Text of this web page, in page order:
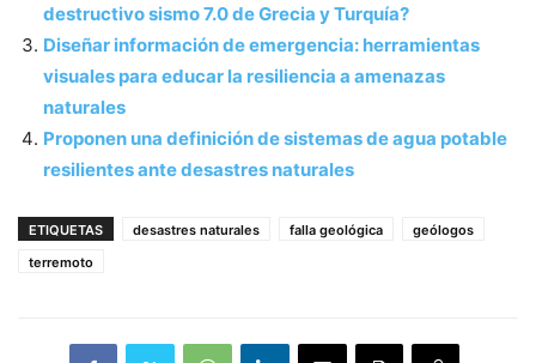
destructivo sismo 7.0 de Grecia y Turquía?
Diseñar información de emergencia: herramientas
visuales para educar la resiliencia a amenazas
naturales
Proponen una definición de sistemas de agua potable
resilientes ante desastres naturales
ETIQUETAS desastres naturales falla geológica
geólogos
terremoto